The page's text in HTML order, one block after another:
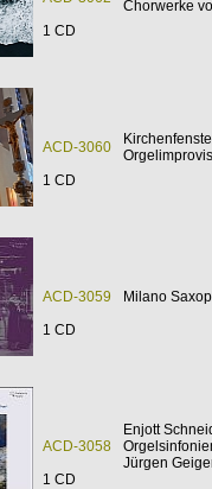
1 CD
Chorwerke
ACD-3060
1 CD
ACD-3059
1 CD
Milano
ACD-3058
1 CD
Enjott
Jürgen